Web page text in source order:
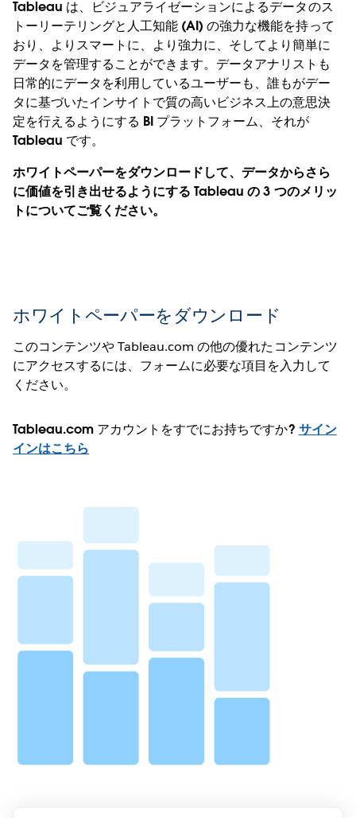
Tableau は、ビジュアライゼーションによるデータのス
トーリーテリングと人工知能 (AI) の強力な機能を持って
おり、よりスマートに、より強力に、そしてより簡単に
データを管理することができます。データアナリストも
日常的にデータを利用しているユーザーも、誰もがデー
タに基づいたインサイトで質の高いビジネス上の意思決
定を行えるようにする BI プラットフォーム、それが
Tableau です。
ホワイトペーパーをダウンロードして、データからさら
に価値を引き出せるようにする Tableau の 3 つのメリッ
トについてご覧ください。
ホワイトペーパーをダウンロード
このコンテンツや Tableau.com の他の優れたコンテンツ
にアクセスするには、フォームに必要な項目を入力して
ください。
Tableau.com アカウントをすでにお持ちですか? サイン
インはこちら